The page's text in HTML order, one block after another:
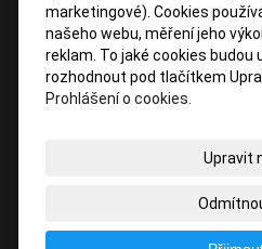
marketingové). Cookies
našeho webu, měření jeho
reklam. To jaké cookies budou
rozhodnout pod tlačítkem
Prohlášení o cookies.
Upravit